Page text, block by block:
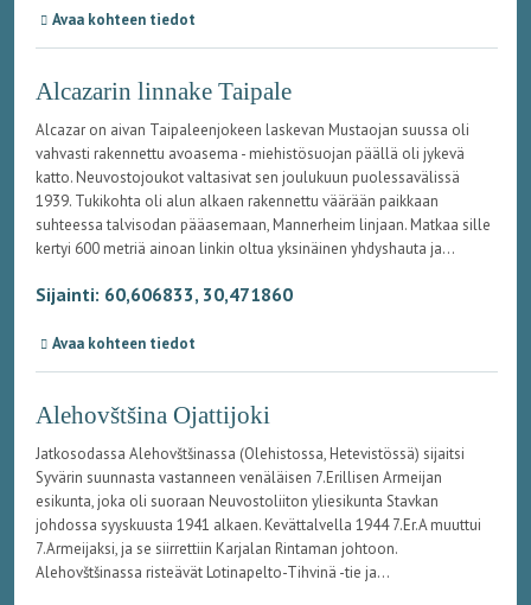
Avaa kohteen tiedot
Alcazarin linnake Taipale
Alcazar on aivan Taipaleenjokeen laskevan Mustaojan suussa oli
vahvasti rakennettu avoasema - miehistösuojan päällä oli jykevä
katto. Neuvostojoukot valtasivat sen joulukuun puolessavälissä
1939. Tukikohta oli alun alkaen rakennettu väärään paikkaan
suhteessa talvisodan pääasemaan, Mannerheim linjaan. Matkaa sille
kertyi 600 metriä ainoan linkin oltua yksinäinen yhdyshauta ja...
Sijainti: 60,606833, 30,471860
Avaa kohteen tiedot
Alehovštšina Ojattijoki
Jatkosodassa Alehovštšinassa (Olehistossa, Hetevistössä) sijaitsi
Syvärin suunnasta vastanneen venäläisen 7.Erillisen Armeijan
esikunta, joka oli suoraan Neuvostoliiton yliesikunta Stavkan
johdossa syyskuusta 1941 alkaen. Kevättalvella 1944 7.Er.A muuttui
7.Armeijaksi, ja se siirrettiin Karjalan Rintaman johtoon.
Alehovštšinassa risteävät Lotinapelto-Tihvinä -tie ja...